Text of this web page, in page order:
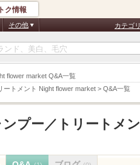
flower market Q&A一覧
ートメント Night flower market > Q&A一覧
ク情報
その他 カテゴ
プー／トリートメ